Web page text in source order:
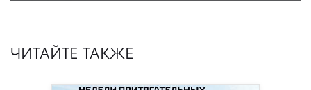
ЧИТАЙТЕ ТАКЖЕ